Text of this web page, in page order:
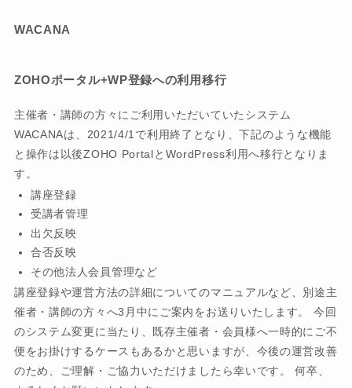
WACANA
ZOHOポータル+WP登録への利用移行
主催者・講師の方々にご利用いただいていたシステム
WACANAは、2021/4/1で利用終了となり、下記のような機能
と操作は以後ZOHO PortalとWordPress利用へ移行となりま
す。
講座登録
受講者管理
出欠反映
合否反映
その他法人会員管理など
講座登録や運営方法の詳細についてのマニュアルなど、別途主
催者・講師の方々へ3月中にご案内をお送りいたします。 今回
のシステム変更に当たり、既存主催者・会員様へ一時的にご不
便をお掛けするケースもあるかと思いますが、今後の運営改善
のため、ご理解・ご協力いただけましたら幸いです。 何卒、